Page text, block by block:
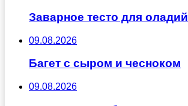
Заварное тесто для оладий
09.08.2026
Багет с сыром и чесноком
09.08.2026